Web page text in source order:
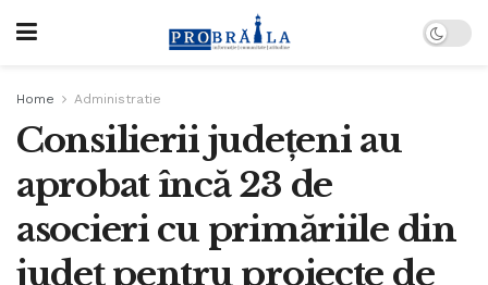
Home Administratie
Consilierii județeni au
aprobat încă 23 de
asocieri cu primăriile din
județ pentru proiecte de